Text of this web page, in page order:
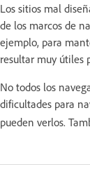
Los sitios mal
de los marcos de
ejemplo, para
resultar muy útiles
No todos los
dificultades para
pueden verlos.